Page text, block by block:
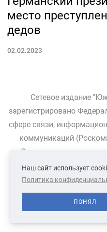
место
дедов
02.02.2023
Сетевое издание
зарегистрировано
сфере связи,
коммуникаций
Свидетельство о
СВЯЗАТЬСЯ
Наш сайт использует
Политика
ПОНЯЛ